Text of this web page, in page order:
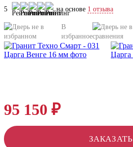
5 на основе 1 отзыва
В
избранное
95 150 ₽
ЗАКАЗАТЬ